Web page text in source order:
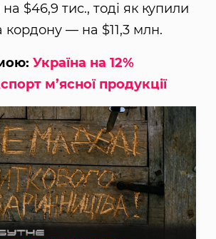
$46,9 тис., тоді як купили
кордону — на $11,3 млн.
Україна на 12%
м’ясної продукції